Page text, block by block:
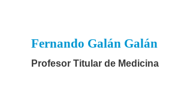
Fernando Galán Galán
Profesor Titular de Medicina